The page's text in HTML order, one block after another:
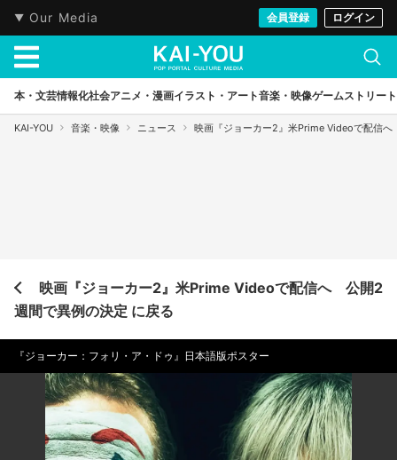
Our Media 会員登録 ログイン
本・文芸情報化社会アニメ・漫画イラスト・アート音楽・映像ゲームストリート
KAI-YOU 音楽・映像 ニュース 映画『ジョーカー2』米Prime Videoで配信
映画『ジョーカー2』米Prime Videoで配信へ 公開2
週間で異例の決定 に戻る
『ジョーカー：フォリ・ア・ドゥ』日本語版ポスター